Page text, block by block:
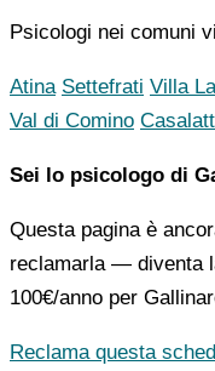
Psicologi nei comuni
Atina Settefrati Villa
Val di Comino
Sei lo psicologo di
Questa pagina è
reclamarla — diventa
100€/anno per
Reclama questa